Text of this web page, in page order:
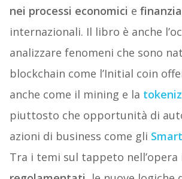
nei processi economici e
internazionali. Il libro è anche
analizzare fenomeni che sono
blockchain come l’Initial coin
anche come il mining e la
piuttosto che opportunità di
azioni di business come gli
Tra i temi sul tappeto nell’opera